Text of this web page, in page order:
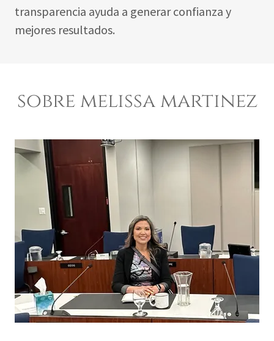
transparencia ayuda a generar confianza y
mejores resultados.
sobre melissa martinez